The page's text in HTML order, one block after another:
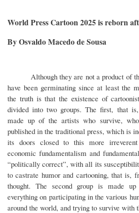
World Press Cartoon 2025 is reborn
By Osvaldo Macedo de Sousa
Although they are not a product of the
have been germinating since at least the
the truth is that the existence of
divided into two groups. The first, that
made up of the artists who survive,
published in the traditional press, which is
its doors closed to this more
economic fundamentalism and
“politically correct”, with all its
to castrate humor and cartooning, that is,
thought. The second group is made
everything on participating in the various
around the world, and trying to survive with